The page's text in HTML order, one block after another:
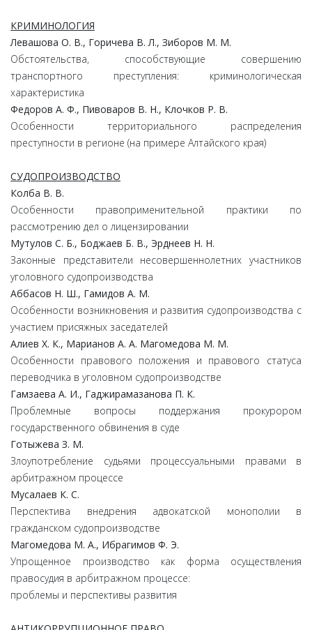
КРИМИНОЛОГИЯ
Левашова О. В., Горичева В. Л., Зиборов М. М.
Обстоятельства, способствующие совершению
транспортного преступления: криминологическая
характеристика
Федоров А. Ф., Пивоваров В. Н., Клочков Р. В.
Особенности территориального распределения
преступности в регионе (на примере Алтайского края)
СУДОПРОИЗВОДСТВО
Колба В. В.
Особенности правоприменительной практики по
рассмотрению дел о лицензировании
Мутулов С. Б., Боджаев Б. В., Эрднеев Н. Н.
Законные представители несовершеннолетних участников
уголовного судопроизводства
Аббасов Н. Ш., Гамидов А. М.
Особенности возникновения и развития судопроизводства с
участием присяжных заседателей
Алиев Х. К., Марианов А. А. Магомедова М. М.
Особенности правового положения и правового статуса
переводчика в уголовном судопроизводстве
Гамзаева А. И., Гаджирамазанова П. К.
Проблемные вопросы поддержания прокурором
государственного обвинения в суде
Готыжева З. М.
Злоупотребление судьями процессуальными правами в
арбитражном процессе
Мусалаев К. С.
Перспектива внедрения адвокатской монополии в
гражданском судопроизводстве
Магомедова М. А., Ибрагимов Ф. Э.
Упрощенное производство как форма осуществления
правосудия в арбитражном процессе:
проблемы и перспективы развития